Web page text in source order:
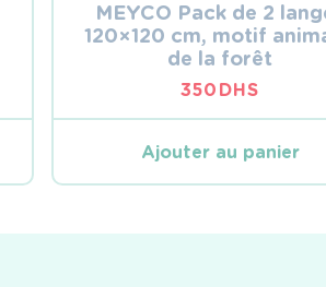
MEYCO Pack de 2
120×120 cm, motif
de la forêt
350 DHS
Ajouter au panier